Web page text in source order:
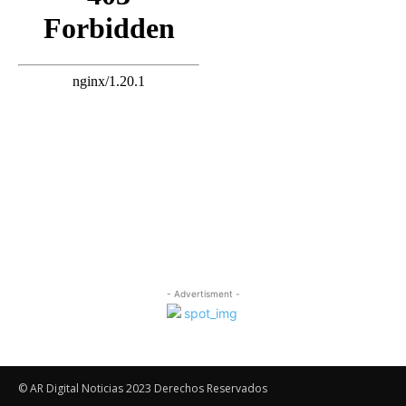
- Advertisment -
© AR Digital Noticias 2023 Derechos Reservados